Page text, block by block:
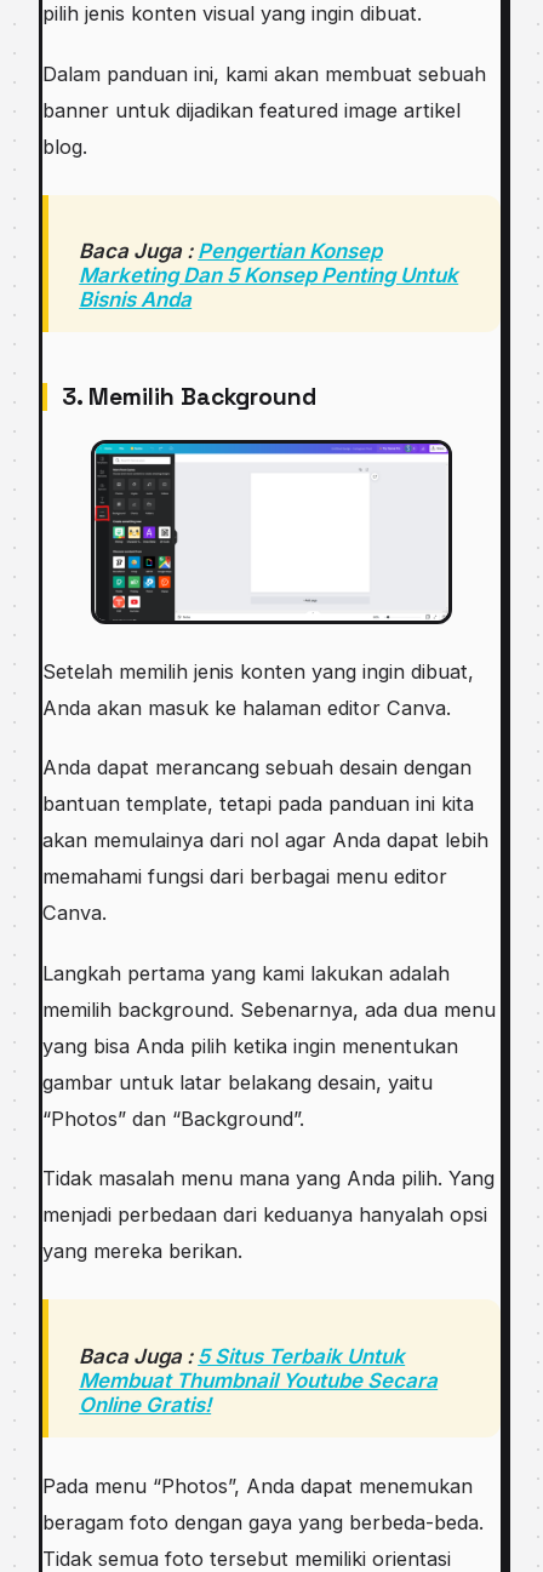
pilih jenis konten visual yang ingin dibuat.
Dalam panduan ini, kami akan membuat sebuah
banner untuk dijadikan featured image artikel
blog.
Baca Juga : Pengertian Konsep
Marketing Dan 5 Konsep Penting Untuk
Bisnis Anda
3. Memilih Background
Setelah memilih jenis konten yang ingin dibuat,
Anda akan masuk ke halaman editor Canva.
Anda dapat merancang sebuah desain dengan
bantuan template, tetapi pada panduan ini kita
akan memulainya dari nol agar Anda dapat lebih
memahami fungsi dari berbagai menu editor
Canva.
Langkah pertama yang kami lakukan adalah
memilih background. Sebenarnya, ada dua menu
yang bisa Anda pilih ketika ingin menentukan
gambar untuk latar belakang desain, yaitu
“Photos” dan “Background”.
Tidak masalah menu mana yang Anda pilih. Yang
menjadi perbedaan dari keduanya hanyalah opsi
yang mereka berikan.
Baca Juga : 5 Situs Terbaik Untuk
Membuat Thumbnail Youtube Secara
Online Gratis!
Pada menu “Photos”, Anda dapat menemukan
beragam foto dengan gaya yang berbeda-beda.
Tidak semua foto tersebut memiliki orientasi